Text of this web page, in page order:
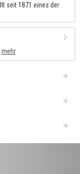
seit 1871 eines der
mehr